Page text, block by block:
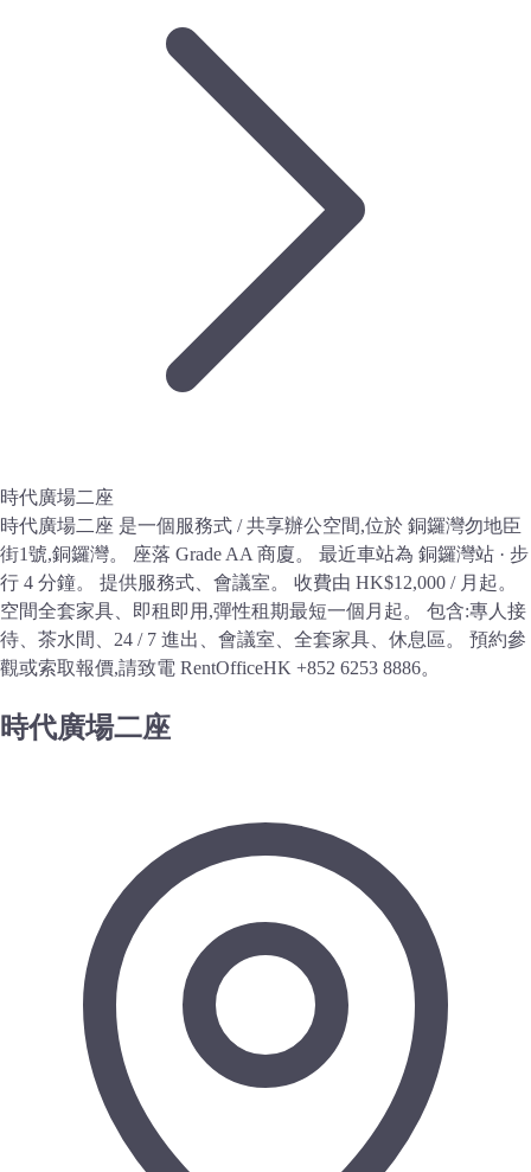
時代廣場二座
時代廣場二座 是一個服務式 / 共享辦公空間,位於 銅鑼灣勿地臣
街1號,銅鑼灣。 座落 Grade AA 商廈。 最近車站為 銅鑼灣站 · 步
行 4 分鐘。 提供服務式、會議室。 收費由 HK$12,000 / 月起。
空間全套家具、即租即用,彈性租期最短一個月起。 包含:專人接
待、茶水間、24 / 7 進出、會議室、全套家具、休息區。 預約參
觀或索取報價,請致電 RentOfficeHK +852 6253 8886。
時代廣場二座